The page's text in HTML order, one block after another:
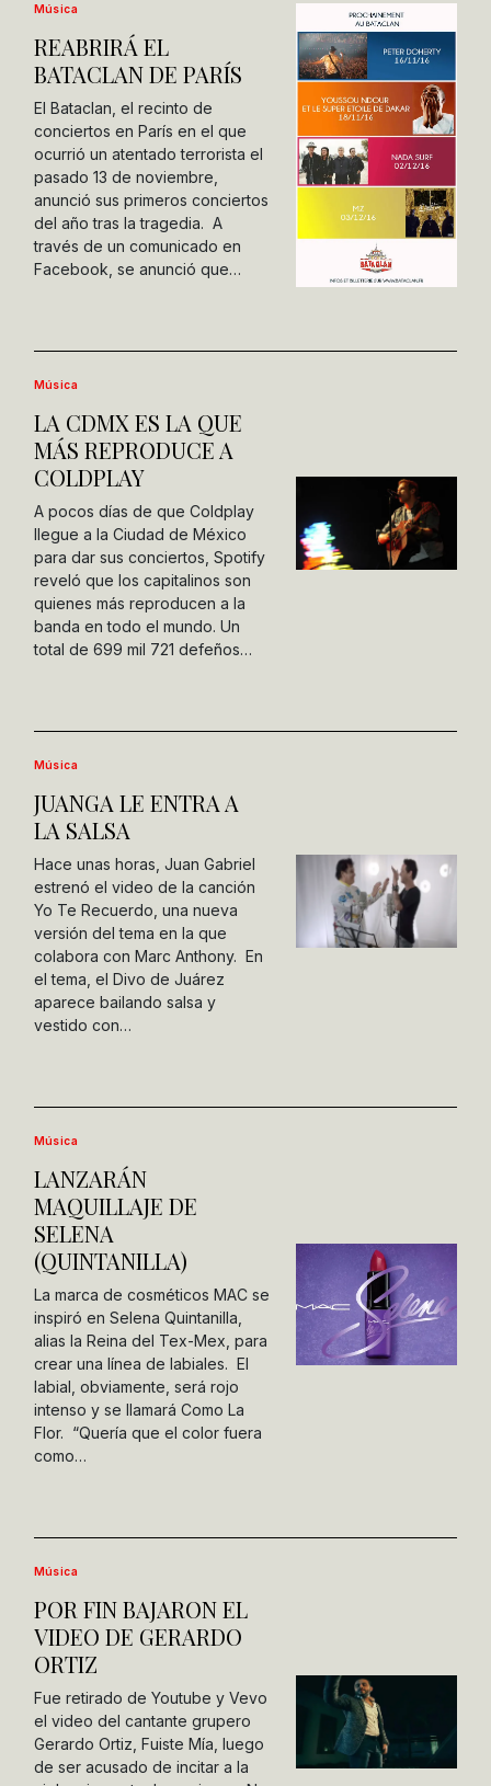
Música
REABRIRÁ EL
BATACLAN DE PARÍS
El Bataclan, el recinto de
conciertos en París en el que
ocurrió un atentado terrorista el
pasado 13 de noviembre,
anunció sus primeros conciertos
del año tras la tragedia. A
través de un comunicado en
Facebook, se anunció que…
Música
LA CDMX ES LA QUE
MÁS REPRODUCE A
COLDPLAY
A pocos días de que Coldplay
llegue a la Ciudad de México
para dar sus conciertos, Spotify
reveló que los capitalinos son
quienes más reproducen a la
banda en todo el mundo. Un
total de 699 mil 721 defeños…
Música
JUANGA LE ENTRA A
LA SALSA
Hace unas horas, Juan Gabriel
estrenó el video de la canción
Yo Te Recuerdo, una nueva
versión del tema en la que
colabora con Marc Anthony. En
el tema, el Divo de Juárez
aparece bailando salsa y
vestido con…
Música
LANZARÁN
MAQUILLAJE DE
SELENA
(QUINTANILLA)
La marca de cosméticos MAC se
inspiró en Selena Quintanilla,
alias la Reina del Tex-Mex, para
crear una línea de labiales. El
labial, obviamente, será rojo
intenso y se llamará Como La
Flor. “Quería que el color fuera
como…
Música
POR FIN BAJARON EL
VIDEO DE GERARDO
ORTIZ
Fue retirado de Youtube y Vevo
el video del cantante grupero
Gerardo Ortiz, Fuiste Mía, luego
de ser acusado de incitar a la